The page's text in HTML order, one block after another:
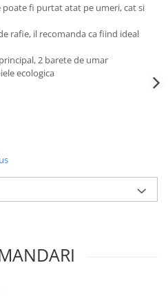
poate fi purtat atat pe umeri, cat si
rafie, il recomanda ca fiind ideal
2 barete de umar
ecologica